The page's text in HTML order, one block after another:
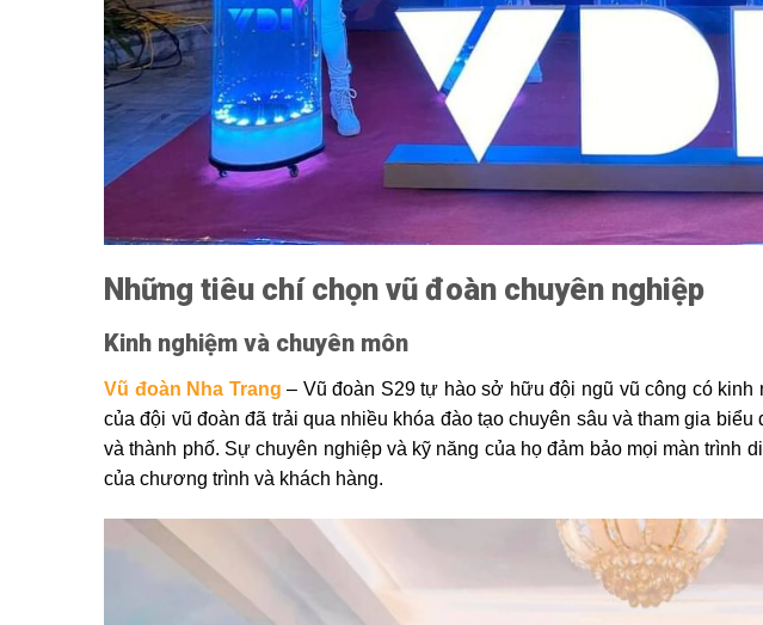
Những tiêu chí chọn vũ đoàn chuyên nghiệp
Kinh nghiệm và chuyên môn
Vũ đoàn Nha Trang – Vũ đoàn S29 tự hào sở hữu đội ngũ vũ công có kinh
của đội vũ đoàn đã trải qua nhiều khóa đào tạo chuyên sâu và tham gia
và thành phố. Sự chuyên nghiệp và kỹ năng của họ đảm bảo mọi màn trình
của chương trình và khách hàng.